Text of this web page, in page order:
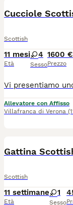
Cucciole
Scottish
11 mesi
Età
4
Sesso
1600 €
Prezzo
Allevatore con Affisso
Villafranca di Verona
Gattina
Scottish
11 settimane
Età
1
Sesso